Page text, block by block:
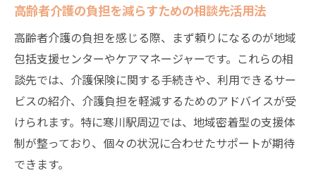
高齢者介護で重要な自立生活支援の着眼点
要介護認定前から活用できる介護予防の方
法
高齢者介護サービスの種類と自立支援の関
係
生活機能低下を防ぐ高齢者介護の選び方
介護負担を抑えたい人へ寒川駅近くの賢い方法
高齢者介護の負担を減らすための相談先活用法
高齢者介護の負担を感じる際、まず頼りになるのが地域
包括支援センターやケアマネージャーです。これらの相
談先では、介護保険に関する手続きや、利用できるサー
ビスの紹介、介護負担を軽減するためのアドバイスが受
けられます。特に寒川駅周辺では、地域密着型の支援体
制が整っており、個々の状況に合わせたサポートが期待
できます。